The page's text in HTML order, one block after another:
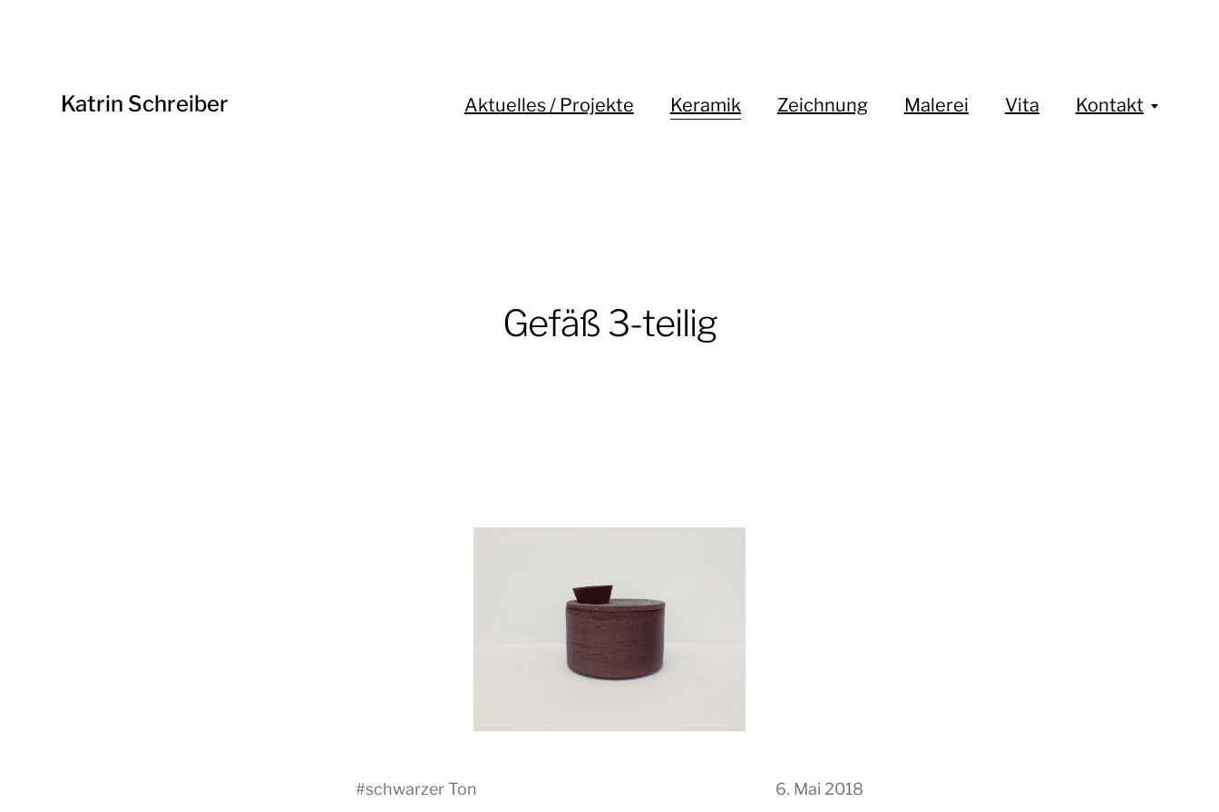
Katrin Schreiber Aktuelles / Projekte Keramik Zeichnung Malerei Vita Kontakt
Gefäß 3-teilig
#schwarzer Ton 6. Mai 2018